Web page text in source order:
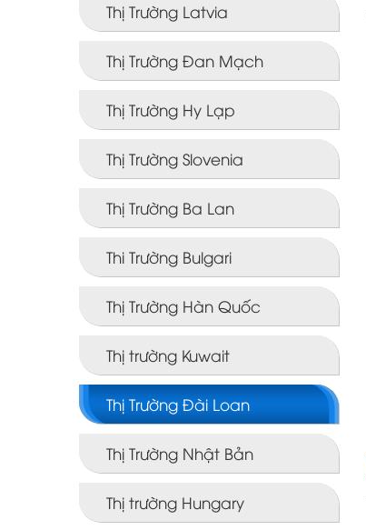
Thị Trường Latvia
Thị Trường Đan Mạch
Thị Trường Hy Lạp
Thị Trường Slovenia
Thị Trường Ba Lan
Thi Trường Bulgari
Thị Trường Hàn Quốc
Thị trường Kuwait
Thị Trường Đài Loan
Thị Trường Nhật Bản
Thị trường Hungary